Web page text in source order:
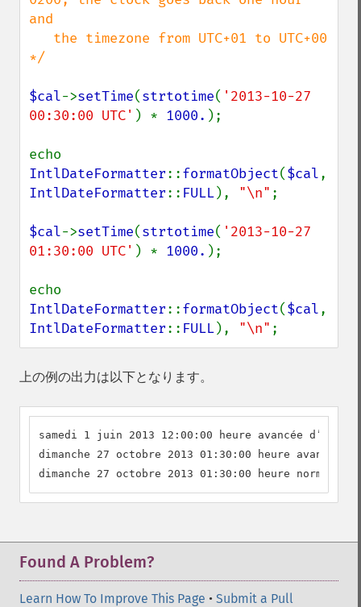
and
*/
$cal->setTime(strtotime( '2013-10-27
00:30:00 UTC' ) * 1000. );
IntlDateFormatter::formatObject($cal
IntlDateFormatter:: FULL), "\n" ;
$cal->setTime(strtotime( '2013-10-27
01:30:00 UTC' ) * 1000. );
IntlDateFormatter::formatObject($cal
IntlDateFormatter:: FULL), "\n" ;
上の例の出力は以下となります。
samedi 1 juin 2013 12:00:00 heure avancée
dimanche 27 octobre 2013 01:30:00 heure avancée
dimanche 27 octobre 2013 01:30:00 heure normale
Found A Problem?
Learn How To Improve This Page • Submit a Pull